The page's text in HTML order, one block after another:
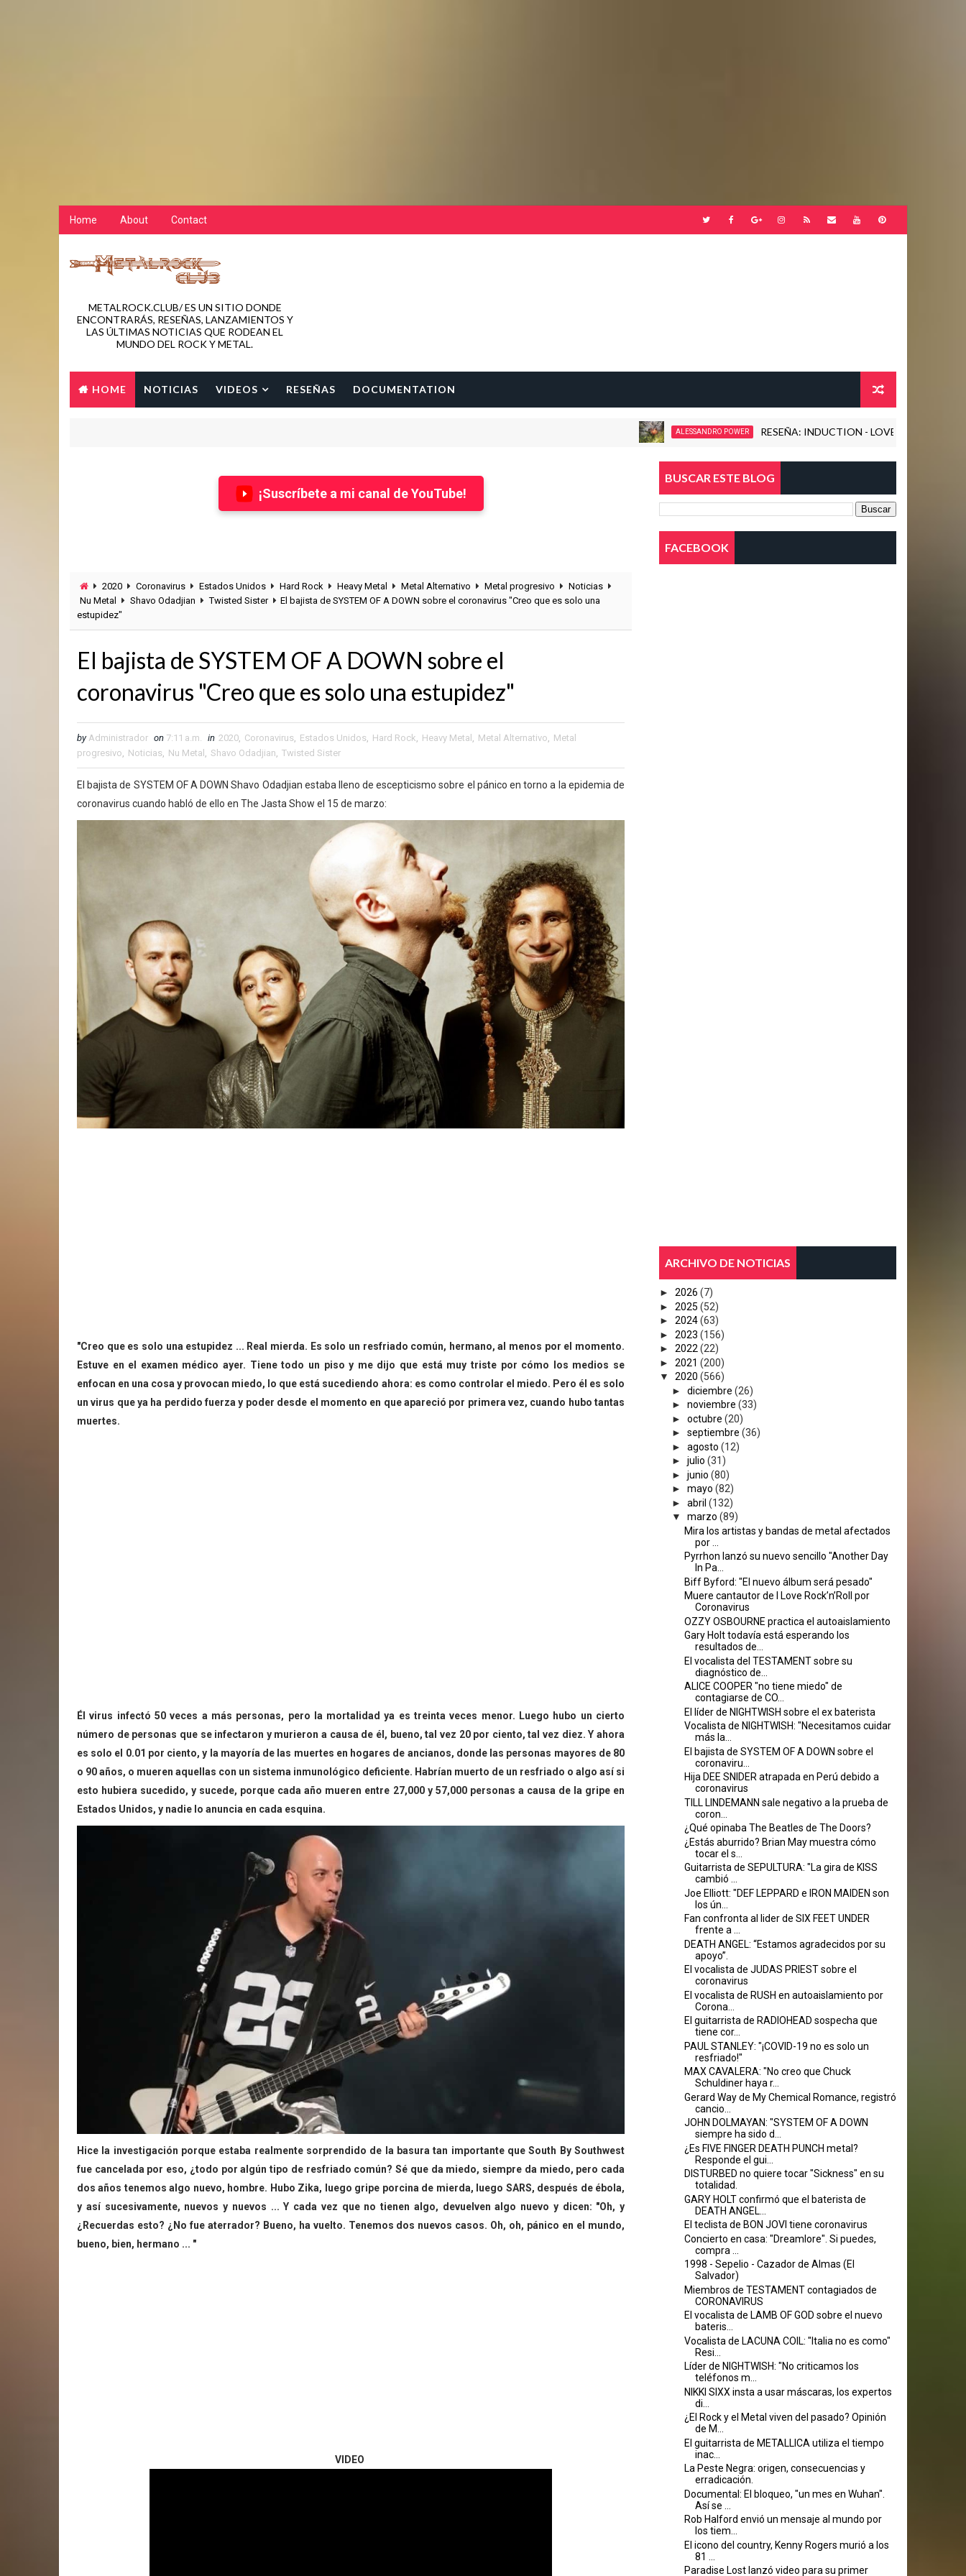
Home About Contact
METALROCK.CLUB/ ES UN SITIO DONDE
ENCONTRARÁS, RESEÑAS, LANZAMIENTOS Y
LAS ÚLTIMAS NOTICIAS QUE RODEAN EL
MUNDO DEL ROCK Y METAL.
HOME NOTICIAS VIDEOS RESEÑAS DOCUMENTATION
ALESSANDRO POWER RESEÑA: INDUCTION - LOVE KILLS! (2026)
¡Suscríbete a mi canal de YouTube!
2020 Coronavirus Estados Unidos Hard Rock Heavy Metal Metal Alternativo Metal progresivo
Noticias
Nu Metal
Shavo Odadjian Twisted Sister
El bajista de SYSTEM OF A DOWN sobre el coronavirus "Creo que es solo una
estupidez"
El bajista de SYSTEM OF A DOWN sobre el
coronavirus "Creo que es solo una estupidez"
by Administrador on 7:11 a.m. in 2020, Coronavirus, Estados Unidos, Hard Rock, Heavy Metal , Metal Alternativo, Metal
progresivo, Noticias, Nu Metal , Shavo Odadjian, Twisted Sister
El bajista de SYSTEM OF A DOWN Shavo Odadjian estaba lleno de escepticismo sobre el pánico en torno a la epidemia de
coronavirus cuando habló de ello en The Jasta Show el 15 de marzo:
"Creo que es solo una estupidez ... Real mierda. Es solo un resfriado común, hermano, al menos por el momento.
Estuve en el examen médico ayer. Tiene todo un piso y me dijo que está muy triste por cómo los medios se
enfocan en una cosa y provocan miedo, lo que está sucediendo ahora: es como controlar el miedo. Pero él es solo
un virus que ya ha perdido fuerza y ​​poder desde el momento en que apareció por primera vez, cuando hubo tantas
muertes.
Él virus infectó 50 veces a más personas, pero la mortalidad ya es treinta veces menor. Luego hubo un cierto
número de personas que se infectaron y murieron a causa de él, bueno, tal vez 20 por ciento, tal vez diez. Y ahora
es solo el 0.01 por ciento, y la mayoría de las muertes en hogares de ancianos, donde las personas mayores de 80
o 90 años, o mueren aquellas con un sistema inmunológico deficiente. Habrían muerto de un resfriado o algo así si
esto hubiera sucedido, y sucede, porque cada año mueren entre 27,000 y 57,000 personas a causa de la gripe en
Estados Unidos, y nadie lo anuncia en cada esquina.
Hice la investigación porque estaba realmente sorprendido de la basura tan importante que South By Southwest
fue cancelada por eso, ¿todo por algún tipo de resfriado común? Sé que da miedo, siempre da miedo, pero cada
dos años tenemos algo nuevo, hombre. Hubo Zika, luego gripe porcina de mierda, luego SARS, después de ébola,
y así sucesivamente, nuevos y nuevos ... Y cada vez que no tienen algo, devuelven algo nuevo y dicen: "Oh, y
¿Recuerdas esto? ¿No fue aterrador? Bueno, ha vuelto. Tenemos dos nuevos casos. Oh, oh, pánico en el mundo,
bueno, bien, hermano ... "
VIDEO
BUSCAR ESTE BLOG
FACEBOOK
ARCHIVO DE NOTICIAS
► 2026 (7)
► 2025 (52)
► 2024(63)
► 2023 (156)
► 2022 (22)
► 2021 (200)
▼
2020 (566)
► diciembre (26)
► noviembre (33)
► octubre (20)
► septiembre (36)
► agosto (12)
► julio (31)
► junio (80)
► mayo (82)
► abril (132)
▼
marzo (89)
Mira los artistas y bandas de metal afectados
por ...
Pyrrhon lanzó su nuevo sencillo "Another Day
In Pa...
Biff Byford: "El nuevo álbum será pesado"
Muere cantautor de I Love Rock’n’Roll por
Coronavirus
OZZY OSBOURNE practica el autoaislamiento
Gary Holt todavía está esperando los
resultados de...
El vocalista del TESTAMENT sobre su
diagnóstico de...
ALICE COOPER "no tiene miedo" de
contagiarse de CO...
El líder de NIGHTWISH sobre el ex baterista
Vocalista de NIGHTWISH: "Necesitamos cuidar
más la...
El bajista de SYSTEM OF A DOWN sobre el
coronaviru...
Hija DEE SNIDER atrapada en Perú debido a
coronavirus
TILL LINDEMANN sale negativo a la prueba de
coron...
¿Qué opinaba The Beatles de The Doors?
¿Estás aburrido? Brian May muestra cómo
tocar el s...
Guitarrista de SEPULTURA: "La gira de KISS
cambió ...
Joe Elliott: "DEF LEPPARD e IRON MAIDEN son
los ún...
Fan confronta al lider de SIX FEET UNDER
frente a ...
DEATH ANGEL: “Estamos agradecidos por su
apoyo”.
El vocalista de JUDAS PRIEST sobre el
coronavirus
El vocalista de RUSH en autoaislamiento por
Corona...
El guitarrista de RADIOHEAD sospecha que
tiene cor...
PAUL STANLEY: "¡COVID-19 no es solo un
resfriado!"
MAX CAVALERA: "No creo que Chuck
Schuldiner haya r...
Gerard Way de My Chemical Romance, registró
cancio...
JOHN DOLMAYAN: "SYSTEM OF A DOWN
siempre ha sido d...
¿Es FIVE FINGER DEATH PUNCH metal?
Responde el gui...
DISTURBED no quiere tocar "Sickness" en su
totalidad.
GARY HOLT confirmó que el baterista de
DEATH ANGEL...
El teclista de BON JOVI tiene coronavirus
Concierto en casa: "Dreamlore". Si puedes,
compra ...
1998 - Sepelio - Cazador de Almas (El
Salvador)
Miembros de TESTAMENT contagiados de
CORONAVIRUS
El vocalista de LAMB OF GOD sobre el nuevo
bateris...
Vocalista de LACUNA COIL: "Italia no es como"
Resi...
Líder de NIGHTWISH: "No criticamos los
teléfonos m...
NIKKI SIXX insta a usar máscaras, los expertos
di...
¿El Rock y el Metal viven del pasado? Opinión
de M...
El guitarrista de METALLICA utiliza el tiempo
inac...
La Peste Negra: origen, consecuencias y
erradicación.
Documental: El bloqueo, "un mes en Wuhan".
Así se ...
Rob Halford envió un mensaje al mundo por
los tiem...
El icono del country, Kenny Rogers murió a los
81 ...
Paradise Lost lanzó video para su primer